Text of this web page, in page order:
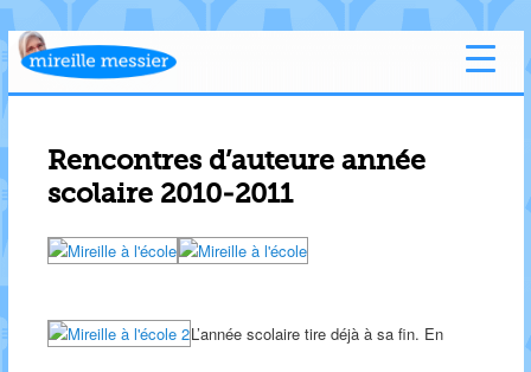
Rencontres d’auteure année
scolaire 2010-2011
L’année scolaire tire déjà à sa fin. En